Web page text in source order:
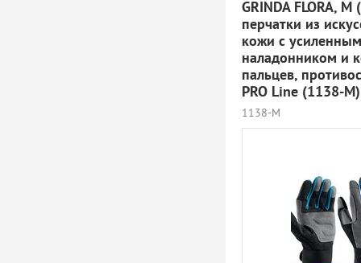
GRINDA FLORA,
перчатки из
кожи с усиленным
наладонником и
пальцев,
PRO Line (1138-M)
1138-M